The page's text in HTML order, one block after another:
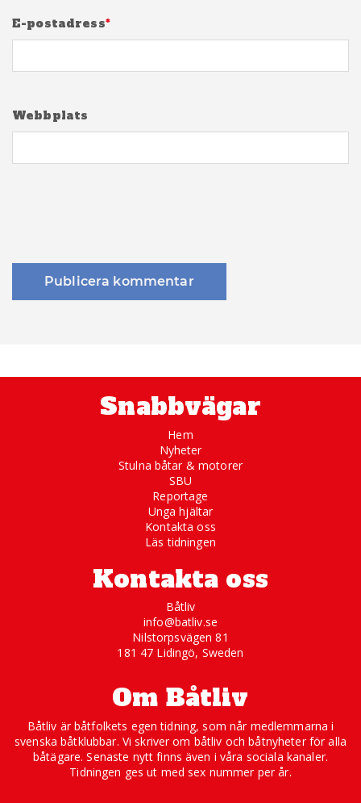
E-postadress*
Webbplats
Snabbvägar
Hem
Nyheter
Stulna båtar & motorer
SBU
Reportage
Unga hjältar
Kontakta oss
Läs tidningen
Kontakta oss
Båtliv
info@batliv.se
Nilstorpsvägen 81
181 47 Lidingö, Sweden
Om Båtliv
Båtliv är båtfolkets egen tidning, som når medlemmarna i
svenska båtklubbar. Vi skriver om båtliv och båtnyheter för alla
båtägare. Senaste nytt finns även i våra sociala kanaler.
Tidningen ges ut med sex nummer per år.